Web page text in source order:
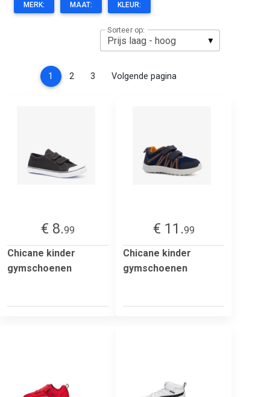
MERK: MAAT: KLEUR:
Sorteer op:
1 (current)
2 3 Volgende pagina
€ 8.99
Chicane kinder
gymschoenen
€ 11.99
Chicane kinder
gymschoenen